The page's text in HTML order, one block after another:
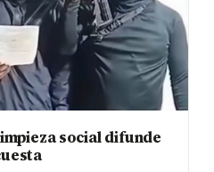
social difunde